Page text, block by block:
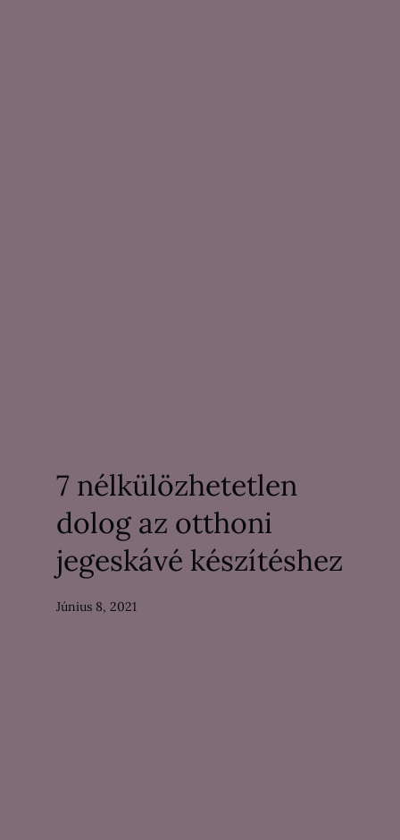
7 nélkülözhetetlen
dolog az otthoni
jegeskávé készítéshez
Június 8, 2021